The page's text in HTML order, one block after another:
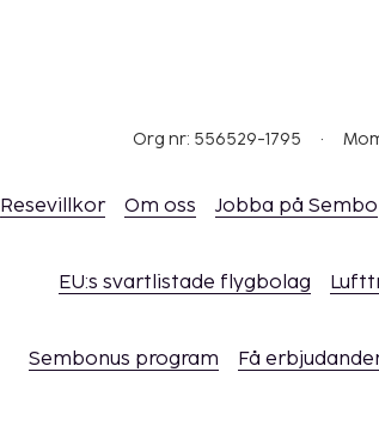
Org nr: 556529-1795
Resevillkor Om oss Jobba på Sembo
EU:s svartlistade flygbolag
Sembonus program Få